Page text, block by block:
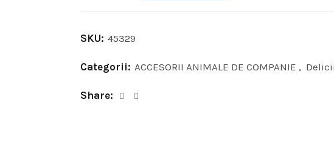
SKU: 45329
Categorii: ACCESORII ANIMALE DE COMPANIE ,
Share